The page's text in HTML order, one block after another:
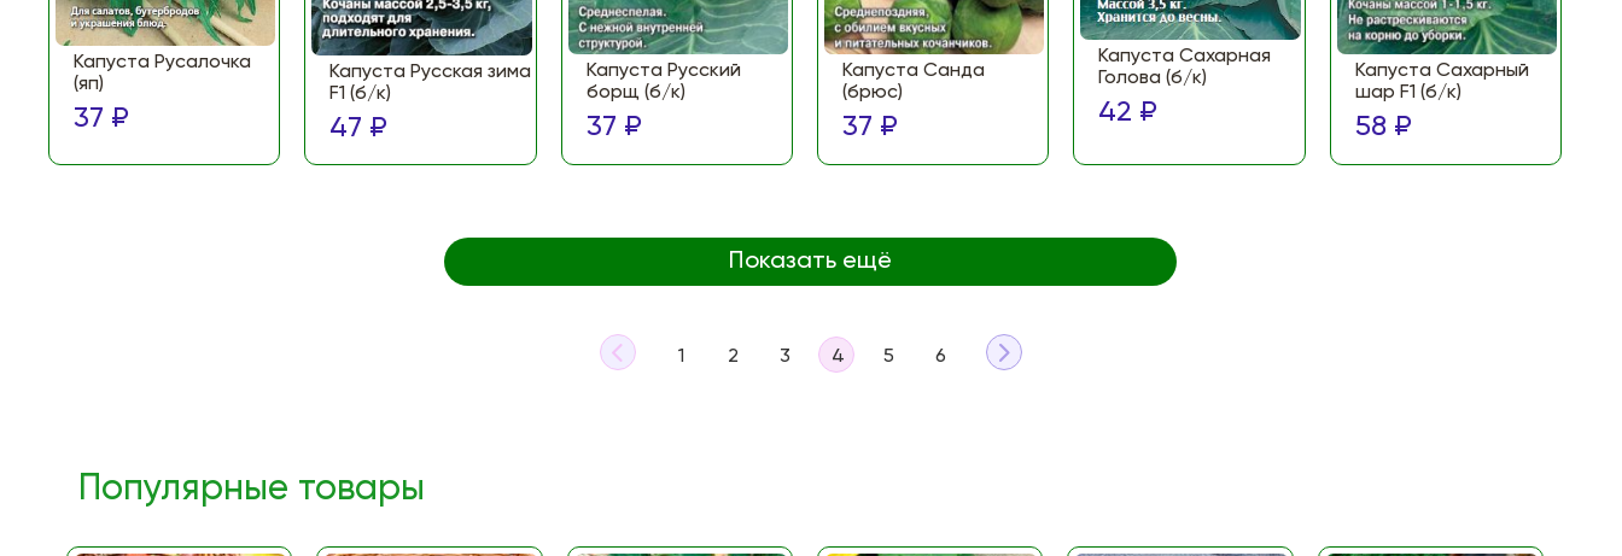
Капуста Русалочка
(яп)
37 ₽
Капуста Русская зима
F1 (б/к)
47 ₽
Капуста Русский
борщ (б/к)
37 ₽
Капуста Санда
(брюс)
37 ₽
Капуста Сахарная
Голова (б/к)
42 ₽
Капуста Сахарный
шар F1 (б/к)
58 ₽
Показать ещё
1 2 3 4 5 6
Популярные товары